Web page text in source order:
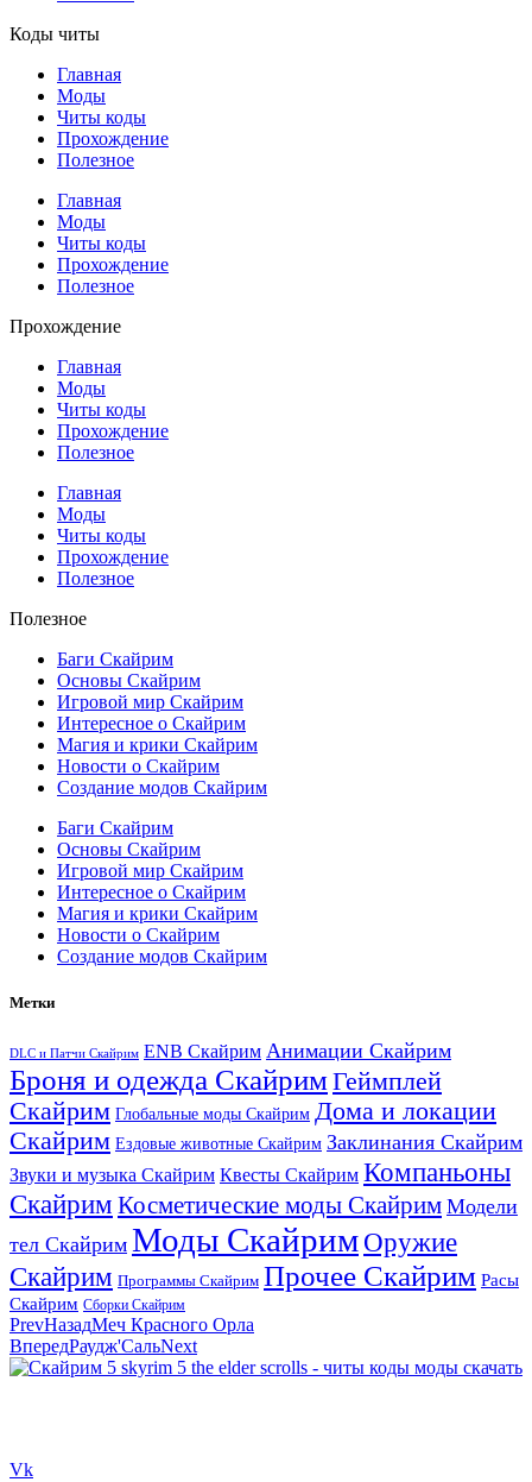
Коды читы
Главная
Моды
Читы коды
Прохождение
Полезное
Главная
Моды
Читы коды
Прохождение
Полезное
Прохождение
Главная
Моды
Читы коды
Прохождение
Полезное
Главная
Моды
Читы коды
Прохождение
Полезное
Полезное
Баги Скайрим
Основы Скайрим
Игровой мир Скайрим
Интересное о Скайрим
Магия и крики Скайрим
Новости о Скайрим
Создание модов Скайрим
Баги Скайрим
Основы Скайрим
Игровой мир Скайрим
Интересное о Скайрим
Магия и крики Скайрим
Новости о Скайрим
Создание модов Скайрим
Метки
DLC и Патчи Скайрим ENB Скайрим Анимации Скайрим
Броня и одежда СкайримГеймплей
Скайрим Глобальные моды Скайрим Дома и локации
Скайрим Ездовые животные Скайрим Заклинания Скайрим
Звуки и музыка Скайрим Квесты Скайрим Компаньоны
Скайрим Косметические моды Скайрим Модели
тел Скайрим Моды Скайрим Оружие
Скайрим Программы Скайрим Прочее Скайрим Расы
Скайрим Сборки Скайрим
PrevНазадМеч Красного Орла
ВпередРаудж'СальNext
Vk